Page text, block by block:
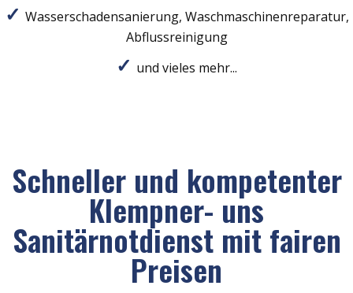
Wasserschadensanierung, Waschmaschinenreparatur,
Abflussreinigung
und vieles mehr...
Schneller und kompetenter
Klempner- uns
Sanitärnotdienst mit fairen
Preisen